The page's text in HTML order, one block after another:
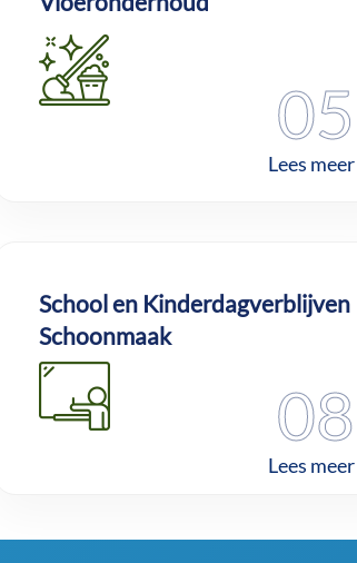
05
Lees meer
School en Kinderdagverblijven
Schoonmaak
08
Lees meer